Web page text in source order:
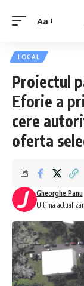
Aa
LOCAL
Proiectul
Eforie a
cere
oferta
Ultima
Gheorghe Panu